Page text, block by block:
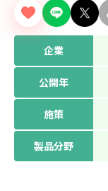
企業
公開年
施策
製品分野